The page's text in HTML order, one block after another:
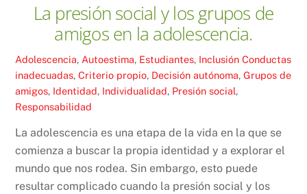
La presión social y los grupos de
amigos en la adolescencia.
Adolescencia, Autoestima, Estudiantes, Inclusión Conductas
inadecuadas,Criterio propio, Decisión autónoma,Grupos de
amigos, Identidad, Individualidad, Presión social,
Responsabilidad
La adolescencia es una etapa de la vida en la que se
comienza a buscar la propia identidad y a explorar el
mundo que nos rodea. Sin embargo, esto puede
resultar complicado cuando la presión social y los